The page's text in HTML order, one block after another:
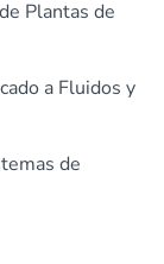
Plantas de
a Fluidos y
de